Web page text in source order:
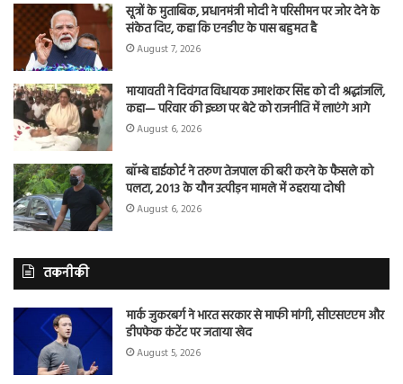
सूत्रों के मुताबिक, प्रधानमंत्री मोदी ने परिसीमन पर जोर देने के
संकेत दिए, कहा कि एनडीए के पास बहुमत है
August 7, 2026
मायावती ने दिवंगत विधायक उमाशंकर सिंह को दी श्रद्धांजलि,
कहा— परिवार की इच्छा पर बेटे को राजनीति में लाएंगे आगे
August 6, 2026
बॉम्बे हाईकोर्ट ने तरुण तेजपाल की बरी करने के फैसले को
पलटा, 2013 के यौन उत्पीड़न मामले में ठहराया दोषी
August 6, 2026
तकनीकी
मार्क जुकरबर्ग ने भारत सरकार से माफी मांगी, सीएसएएम और
डीपफेक कंटेंट पर जताया खेद
August 5, 2026